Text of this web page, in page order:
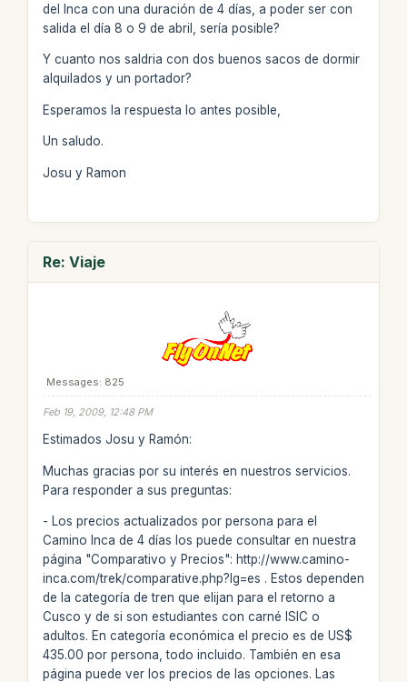
del Inca con una duración de 4 días, a poder ser con
salida el día 8 o 9 de abril, sería posible?
Y cuanto nos saldria con dos buenos sacos de dormir
alquilados y un portador?
Esperamos la respuesta lo antes posible,
Un saludo.
Josu y Ramon
Re: Viaje
Messages: 825
Feb 19, 2009, 12:48 PM
Estimados Josu y Ramón:
Muchas gracias por su interés en nuestros servicios.
Para responder a sus preguntas:
- Los precios actualizados por persona para el
Camino Inca de 4 días los puede consultar en nuestra
página "Comparativo y Precios": http://www.camino-
inca.com/trek/comparative.php?lg=es . Estos dependen
de la categoría de tren que elijan para el retorno a
Cusco y de si son estudiantes con carné ISIC o
adultos. En categoría económica el precio es de US$
435.00 por persona, todo incluido. También en esa
página puede ver los precios de las opciones. Las